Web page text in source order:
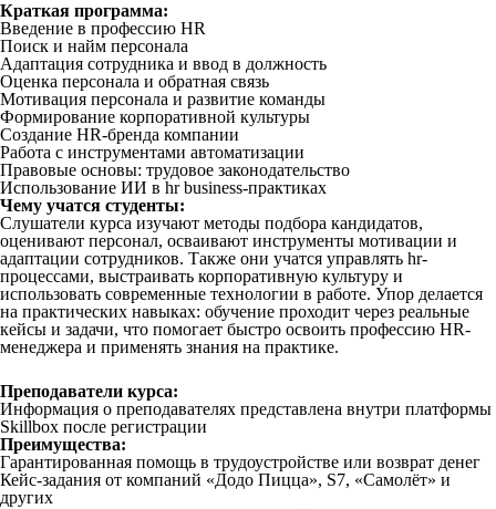
Краткая программа:
Введение в профессию HR
Поиск и найм персонала
Адаптация сотрудника и ввод в должность
Оценка персонала и обратная связь
Мотивация персонала и развитие команды
Формирование корпоративной культуры
Создание HR-бренда компании
Работа с инструментами автоматизации
Правовые основы: трудовое законодательство
Использование ИИ в hr business-практиках
Чему учатся студенты:
Слушатели курса изучают методы подбора кандидатов,
оценивают персонал, осваивают инструменты мотивации и
адаптации сотрудников. Также они учатся управлять hr-
процессами, выстраивать корпоративную культуру и
использовать современные технологии в работе. Упор делается
на практических навыках: обучение проходит через реальные
кейсы и задачи, что помогает быстро освоить профессию HR-
менеджера и применять знания на практике.
Преподаватели курса:
Информация о преподавателях представлена внутри платформы
Skillbox после регистрации
Преимущества:
Гарантированная помощь в трудоустройстве или возврат денег
Кейс-задания от компаний «Додо Пицца», S7, «Самолёт» и
других